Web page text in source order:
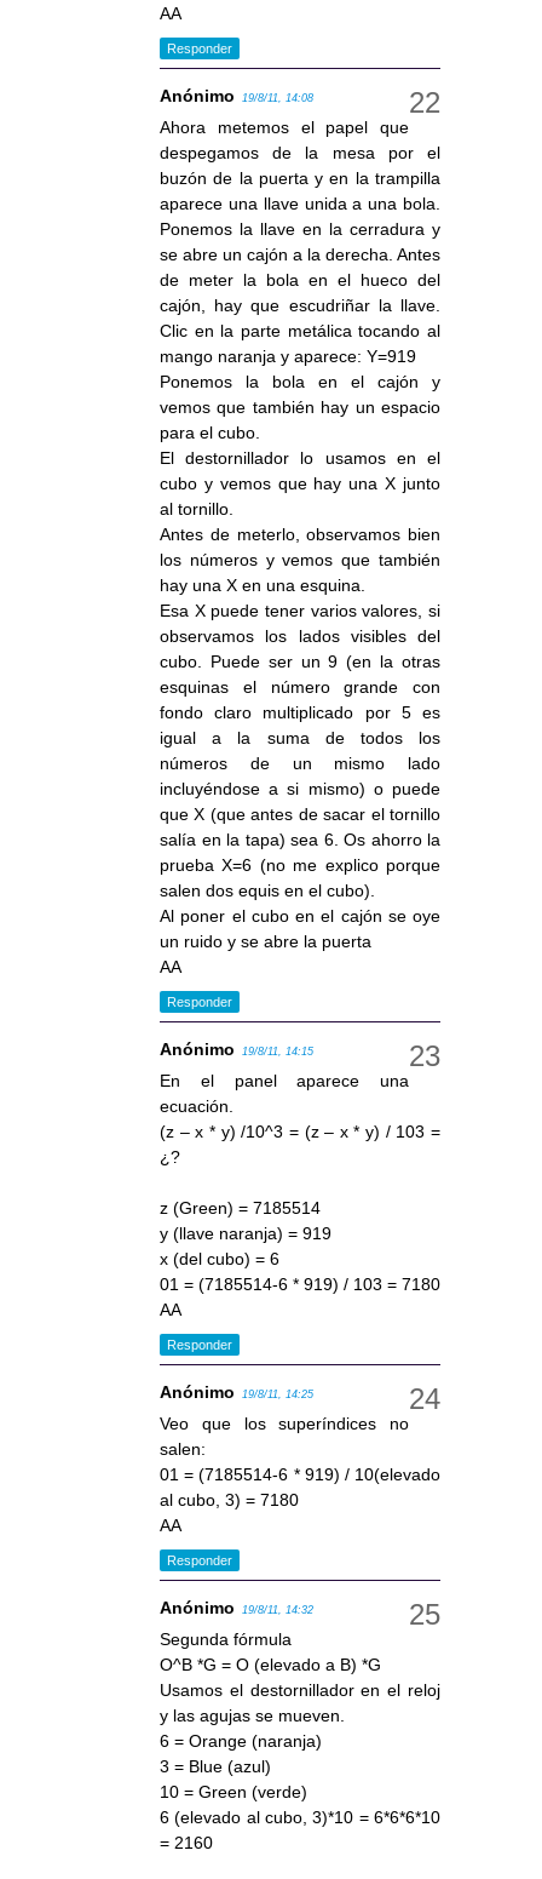
AA
Responder
Anónimo 19/8/11, 14:08
Ahora metemos el papel que
despegamos de la mesa por el
buzón de la puerta y en la trampilla
aparece una llave unida a una bola.
Ponemos la llave en la cerradura y
se abre un cajón a la derecha. Antes
de meter la bola en el hueco del
cajón, hay que escudriñar la llave.
Clic en la parte metálica tocando al
mango naranja y aparece: Y=919
Ponemos la bola en el cajón y
vemos que también hay un espacio
para el cubo.
El destornillador lo usamos en el
cubo y vemos que hay una X junto
al tornillo.
Antes de meterlo, observamos bien
los números y vemos que también
hay una X en una esquina.
Esa X puede tener varios valores, si
observamos los lados visibles del
cubo. Puede ser un 9 (en la otras
esquinas el número grande con
fondo claro multiplicado por 5 es
igual a la suma de todos los
números de un mismo lado
incluyéndose a si mismo) o puede
que X (que antes de sacar el tornillo
salía en la tapa) sea 6. Os ahorro la
prueba X=6 (no me explico porque
salen dos equis en el cubo).
Al poner el cubo en el cajón se oye
un ruido y se abre la puerta
AA
Responder
Anónimo 19/8/11, 14:15
En el panel aparece una
ecuación.
(z – x * y) /10^3 = (z – x * y) / 103 =
¿?
z (Green) = 7185514
y (llave naranja) = 919
x (del cubo) = 6
01 = (7185514-6 * 919) / 103 = 7180
AA
Responder
Anónimo 19/8/11, 14:25
Veo que los superíndices no
salen:
01 = (7185514-6 * 919) / 10(elevado
al cubo, 3) = 7180
AA
Responder
Anónimo 19/8/11, 14:32
Segunda fórmula
O^B *G = O (elevado a B) *G
Usamos el destornillador en el reloj
y las agujas se mueven.
6 = Orange (naranja)
3 = Blue (azul)
10 = Green (verde)
6 (elevado al cubo, 3)*10 = 6*6*6*10
= 2160